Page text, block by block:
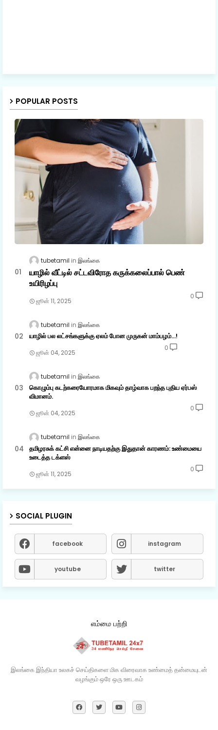
POPULAR POSTS
tubetamil இலங்கை
யாழில் வீட்டில் சட்டவிரோத கருக்கலைப்பால் பெண்
உயிரிழப்பு
ஜூன் 11, 2025
0
tubetamil இலங்கை
யாழில் பல லட்சங்களுக்கு ஏலம் போன முருகன் மாம்பழம்...!
ஜூன் 04, 2025
0
tubetamil இலங்கை
கொழும்பு கடற்கரையோரமாக மிகவும் தாழ்வாக பறந்த புதிய ஏர்பஸ்
விமானம்.
ஜூன் 04, 2025
0
tubetamil இலங்கை
தமிழரசுக் கட்சி என்னை நாடியதற்கு இதுதான் காரணம்: உண்மையை
உடைத்த டக்ளஸ்
ஜூன் 11, 2025
0
SOCIAL PLUGIN
facebook instagram
youtube twitter
எம்மை பற்றி
இலங்கை இந்தியா உலகச் செய்திகளை மிக விரைவாக உண்மைத் தன்மையுடன்
வழங்கும் ஒரே ஒரு ஊடகம்​